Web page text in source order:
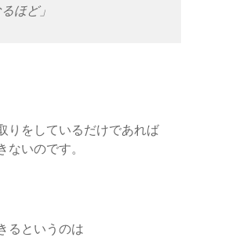
ほど」
りをしているだけであれば
ないのです。
るというのは